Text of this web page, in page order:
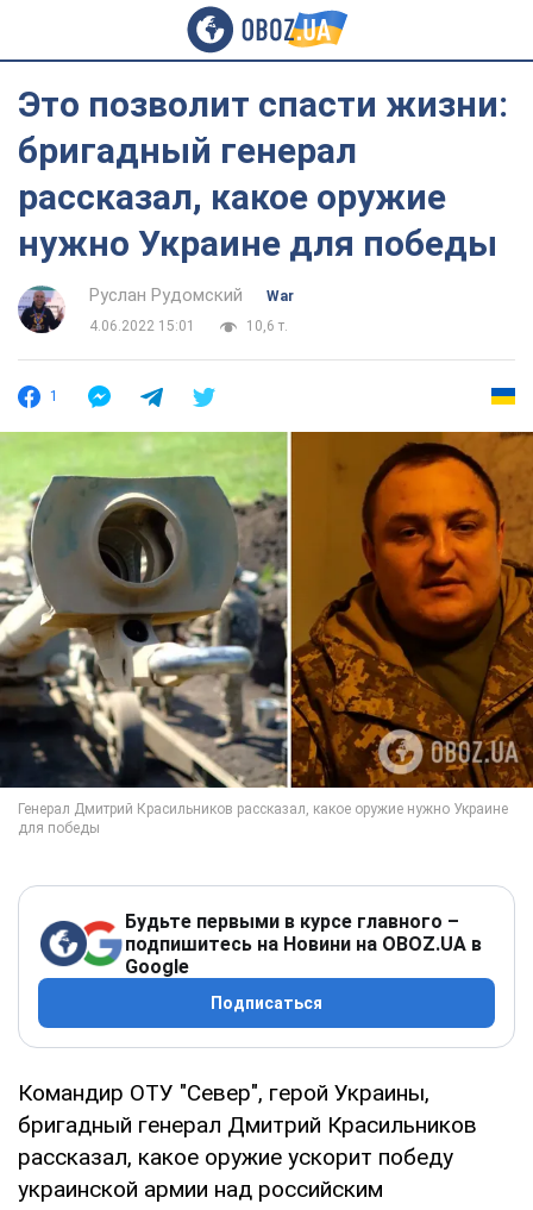
Это позволит спасти жизни:
бригадный генерал
рассказал, какое оружие
нужно Украине для победы
Руслан Рудомский
War
4.06.2022 15:01
10,6 т.
1
Будьте первыми в курсе главного –
подпишитесь на Новини на OBOZ.UA в
Google
Подписаться
Командир ОТУ "Север", герой Украины,
бригадный генерал Дмитрий Красильников
рассказал, какое оружие ускорит победу
украинской армии над российским